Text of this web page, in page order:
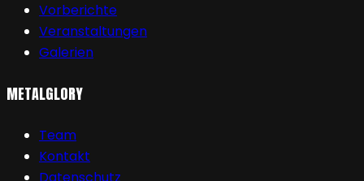
Vorberichte
Veranstaltungen
Galerien
METALGLORY
Team
Kontakt